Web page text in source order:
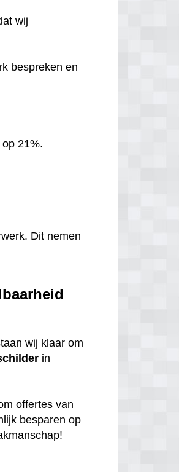
wij
bespreken en
21%.
Dit nemen
wij klaar om
in
offertes van
besparen op